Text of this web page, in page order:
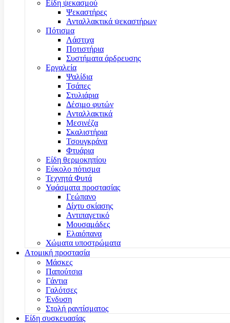
Είδη ψεκασμού
Ψεκαστήρες
Ανταλλακτικά ψεκαστήρων
Πότισμα
Λάστιχα
Ποτιστήρια
Συστήματα άρδρευσης
Εργαλεία
Ψαλίδια
Τσάπες
Στυλιάρια
Δέσιμο φυτών
Ανταλλακτικά
Μεσινέζα
Σκαλιστήρια
Τσουγκράνα
Φτυάρια
Είδη θερμοκηπίου
Εύκολο πότισμα
Τεχνητά Φυτά
Υφάσματα προστασίας
Γεώπανο
Δίχτυ σκίασης
Αντιπαγετικό
Μουσαμάδες
Ελαιόπανα
Χώματα υποστρώματα
Ατομική προστασία
Μάσκες
Παπούτσια
Γάντια
Γαλότσες
Ένδυση
Στολή ραντίσματος
Είδη συσκευασίας